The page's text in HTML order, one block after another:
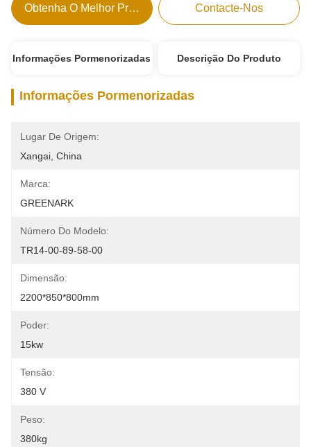
Obtenha O Melhor Preço Contacte-Nos
Informações Pormenorizadas Descrição Do Produto
Informações Pormenorizadas
Lugar De Origem:
Xangai, China
Marca:
GREENARK
Número Do Modelo:
TR14-00-89-58-00
Dimensão:
2200*850*800mm
Poder:
15kw
Tensão:
380 V
Peso:
380kg